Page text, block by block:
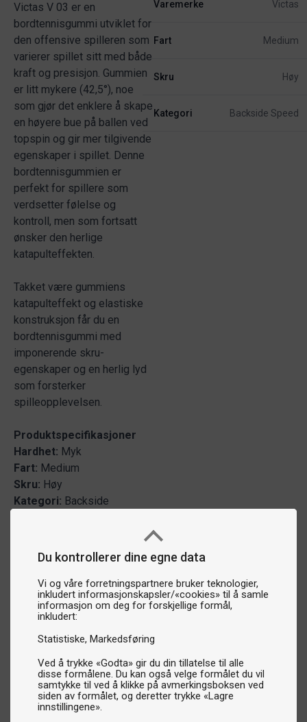
Du kontrollerer dine egne data
Vi og våre forretningspartnere bruker teknologier,
inkludert informasjonskapsler/«cookies» til å samle
informasjon om deg for forskjellige formål,
inkludert:
Statistiske Markedsføring
Ved å trykke «Godta» gir du din tillatelse til alle
disse formålene. Du kan også velge formålet du vil
samtykke til ved å klikke på avmerkingsboksen ved
siden av formålet, og deretter trykke «Lagre
innstillingene».
Victas V 03 er en
bordtennisgummi utviklet for
den offensive spilleren som
varierer spillet sitt med både
kraft og presisjon. Gummien
er litt mykere (42,5°), noe
som gjør det enklere å skape
en høyere bue på ballen ved
topspin og gir mer tilgivende
egenskaper i spillet. Denne
bordtennisgummien er
perfekt for spillere som
verdsetter følelse og
kontroll, men som fortsatt
ønsker den herlige
katapulteffekten.
Takket være gummiens
katapulteffekt og elastiske
konstruksjon får du en
bordtennisgummi med
imponerende skru­
egenskaper og en herlig lyd
som forsterker
spilleopplevelsen.
Produktspecifikasjoner
Hardhet: Myk
Fart: Medium
Skru: Høy
Kategori: Backside
Varemerke Victas
Fart Medium
Skru Høy
Kategori Backside Speed